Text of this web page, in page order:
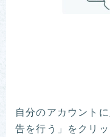
自分のアカウント
告を行う」をクリッ